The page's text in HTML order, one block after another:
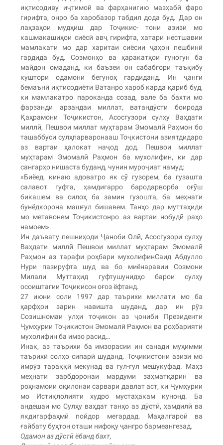
иқтисодиву иҷтимоӣ ва фарҳанигию мазҳабӣ фаро
гирифта, онро ба харобазор табдил дода буд. Дар он
лаҳзаҳои мудҳиш дар Тоҷикис- тони азизи мо
кашмакашиҳои сиёсӣ авҷ гирифта, хатари нестшавии
мамлакати мо дар харитаи сиёсии ҷаҳон пешбинӣ
гардида буд. Созмонҳо ва ҳаракатҳои гуногун ба
майдон омаданд, ки баъзеи он сабабгори таъқибу
куштори одамони бегуноҳ гардиданд. Ин ҷанги
бемаънӣ иқтисодиёти Ватанро хароб карда қариб буд,
ки мамлакатро пароканда созад, вале ба бахти мо
фарзанди арзандаи миллат, ватандӯсти боирода
Қаҳрамони Тоҷикистон, Асосгузори сулҳу Ваҳдати
миллӣ, Пешвои миллат муҳтарам Эмомалӣ Раҳмон бо
ташаббуси сулҳпарваронааш Тоҷкистони азиятдидаро
аз вартаи ҳалокат наҷод дод. Пешвои миллат
муҳтарам Эмомалӣ Раҳмон ба мухолифин, ки дар
сангарҳо нишаста буданд, чунин муроҷиат намуд:
«Биёед, кинаю адоватро як сӯ гузорем, ба гузашта
салавот гуфта, ҳамдигарро бародарворба оғӯш
бикашем ва силоҳ ба замин гузошта, ба меҳнати
бунёдкорона машғул бишавем. Танҳо дар муттаҳиди
мо метавонем Тоҷикистонро аз вартаи нобудӣ раҳо
намоем».
Ин даъвату пешниҳоди Ҷаноби Олӣ, Асосгузори сулҳу
Ваҳдати миллӣ Пешвои миллат муҳтарам Эмомалӣ
Раҳмон аз тарафи роҳбари мухолифинСаид Абдулло
Нури пазируфта шуд ва бо миёнаравии Созмони
Милали Муттаҳид гуфтушунидҳо барои сулҳу
осоиштагии Тоҷикисон оғоз ёфтанд.
27 июни соли 1997 дар таърихи миллати мо ба
ҳарфҳои зарин навишта шуданд, дар ин рӯз
Созишномаи улҳи тоҷикон аз ҷониби Президенти
Ҷумҳурии Тоҷикистон Эмомалӣ Раҳмон ва роҳбарияти
мухолифин ба имзо расид…
Инак, аз таърихи ба имзорасии ин санади муҳимми
таърихӣ солҳо сипарӣ шуданд. Тоҷикистони азизи мо
имрӯз тараққӣ мекунад ва гул-гул мешукуфад. Маҳз
меҳнати зарбдоронаи мардуми заҳматқарин ва
роҳнамоии оқилонаи сарвари давлат аст, ки Ҷумҳурии
мо Истиқлолияти худро мустаҳакам кунонд. Ба
андешаи мо Сулҳу ваҳдат танҳо аз дӯстӣ, ҳамдилӣ ва
якдигарфаҳмӣ пойдор мегардад. Маҳалгароӣ ва
ғайбату буҳтон оташи нифоқу ҷангро бармеангезад.
Одамон аз дӯстӣ ёбанд бахт,